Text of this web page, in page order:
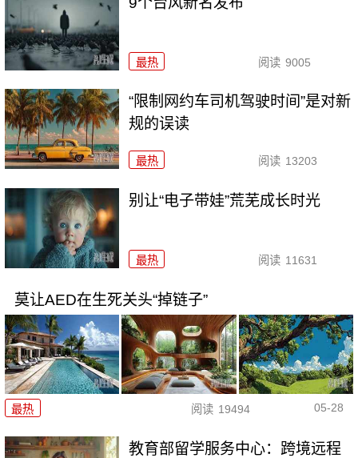
最热 阅读 9005
“限制网约车司机驾驶时间”是对新
规的误读
最热 阅读 13203
别让“电子带娃”荒芜成长时光
最热 阅读 11631
莫让AED在生死关头“掉链子”
最热 阅读 19494 05-28
教育部留学服务中心：跨境远程